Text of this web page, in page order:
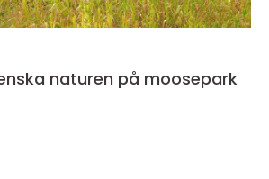
naturen på moosepark